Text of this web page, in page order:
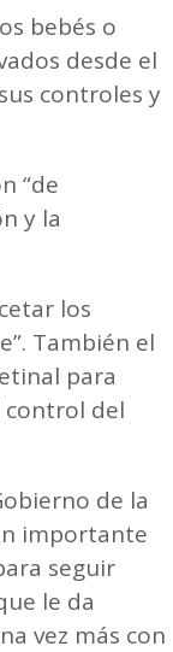
bebés o
desde el
controles y
“de
y la
los
También el
para
control del
de la
importante
seguir
le da
vez más con